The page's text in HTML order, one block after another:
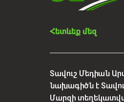
Հետևեք մեզ
Տավուշ Մեդիան
նախագիծն է
Մարզի